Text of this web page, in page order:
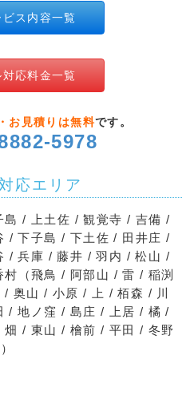
ス内容一覧
対応料金一覧
お見積りは無料です。
5978
応エリア
島 / 上土佐 / 観覚寺 / 吉備 /
/ 下子島 / 下土佐 / 田井庄 /
/ 兵庫 / 藤井 / 羽内 / 松山 /
（飛鳥 / 阿部山 / 雷 / 稲渕
奥山 / 小原 / 上 / 栢森 / 川
/ 地ノ窪 / 島庄 / 上居 / 橘 /
/ 東山 / 檜前 / 平田 / 冬野